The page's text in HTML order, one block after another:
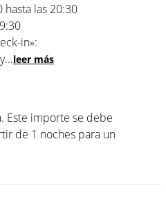
hasta las 20:30
in»:
...leer más
Este importe se debe
de 1 noches para un